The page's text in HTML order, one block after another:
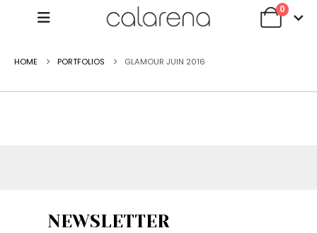
0
HOME PORTFOLIOS GLAMOUR JUIN 2016
NEWSLETTER